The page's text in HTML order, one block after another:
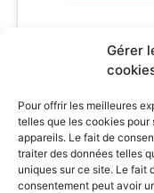
Gérer
Pour offrir les meilleures
telles que les cookies
appareils. Le fait de
traiter des données telles
uniques sur ce site. Le fait
consentement peut avoir
11ème
Cliquez